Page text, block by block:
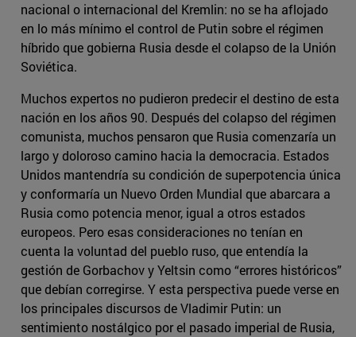
nacional o internacional del Kremlin: no se ha aflojado
en lo más mínimo el control de Putin sobre el régimen
híbrido que gobierna Rusia desde el colapso de la Unión
Soviética.
Muchos expertos no pudieron predecir el destino de esta
nación en los años 90. Después del colapso del régimen
comunista, muchos pensaron que Rusia comenzaría un
largo y doloroso camino hacia la democracia. Estados
Unidos mantendría su condición de superpotencia única
y conformaría un Nuevo Orden Mundial que abarcara a
Rusia como potencia menor, igual a otros estados
europeos. Pero esas consideraciones no tenían en
cuenta la voluntad del pueblo ruso, que entendía la
gestión de Gorbachov y Yeltsin como “errores históricos”
que debían corregirse. Y esta perspectiva puede verse en
los principales discursos de Vladimir Putin: un
sentimiento nostálgico por el pasado imperial de Rusia,